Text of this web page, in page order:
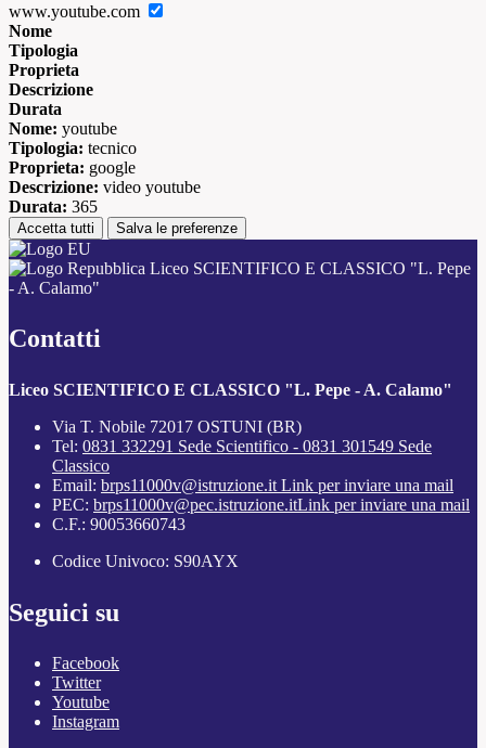
www.youtube.com
Nome
Tipologia
Proprieta
Descrizione
Durata
Nome: youtube
Tipologia: tecnico
Proprieta: google
Descrizione: video youtube
Durata: 365
Accetta tutti Salva le preferenze
Liceo SCIENTIFICO E CLASSICO "L. Pepe
- A. Calamo"
Contatti
Liceo SCIENTIFICO E CLASSICO "L. Pepe - A. Calamo"
Via T. Nobile 72017 OSTUNI (BR)
Tel: 0831 332291 Sede Scientifico - 0831 301549 Sede
Classico
Email: brps11000v@istruzione.it Link per inviare una mail
PEC: brps11000v@pec.istruzione.itLink per inviare una mail
C.F.: 90053660743
Codice Univoco: S90AYX
Seguici su
Facebook
Twitter
Youtube
Instagram